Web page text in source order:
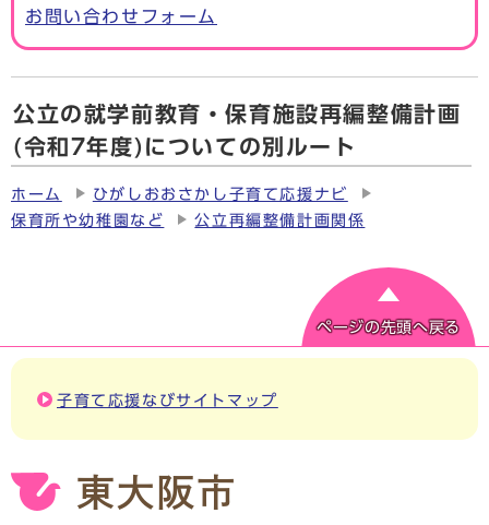
お問い合わせフォーム
公立の就学前教育・保育施設再編整備計画
(令和7年度)についての別ルート
ホーム
ひがしおおさかし子育て応援ナビ
保育所や幼稚園など
公立再編整備計画関係
ページの先頭へ戻る
子育て応援なびサイトマップ